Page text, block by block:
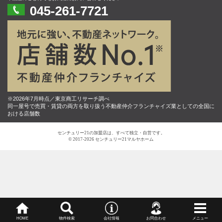
045-261-7721
※2026年7月時点／東京商工リサーチ調べ
同一屋号で売買・賃貸の両方を取り扱う不動産仲介フランチャイズ業としての全国に
おける店舗数
センチュリー21の加盟店は、すべて独立・自営です。
© 2017-2026 センチュリー21マルヤホーム
HOME 物件検索 会社情報 お問合わせ メニュー